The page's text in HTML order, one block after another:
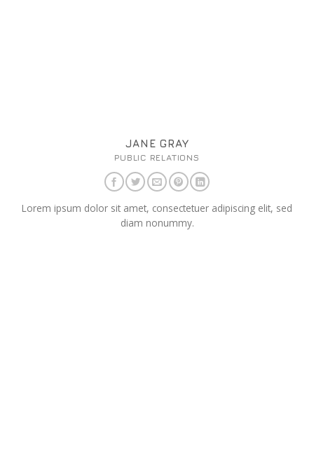
JANE GRAY
PUBLIC RELATIONS
Lorem ipsum dolor sit amet, consectetuer adipiscing elit, sed
diam nonummy.